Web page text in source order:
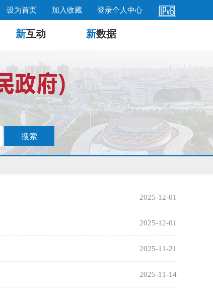
设为首页 加入收藏 登录个人中心
新互动 新数据
2025-12-01
2025-12-01
2025-11-21
2025-11-14